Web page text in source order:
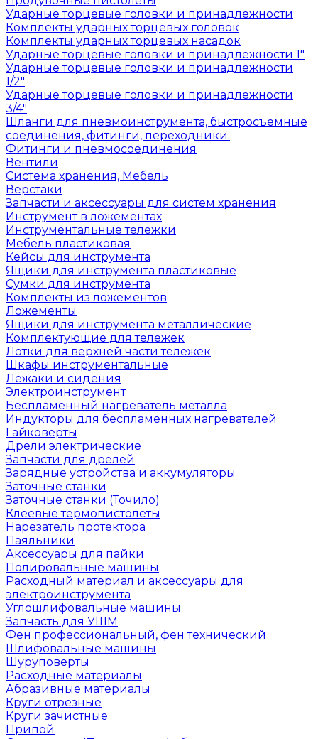
Ударные торцевые головки и принадлежности
Комплекты ударных торцевых головок
Комплекты ударных торцевых насадок
Ударные торцевые головки и принадлежности 1"
Ударные торцевые головки и принадлежности
1/2"
Ударные торцевые головки и принадлежности
3/4"
Шланги для пневмоинструмента, быстросъемные
соединения, фитинги, переходники.
Фитинги и пневмосоединения
Вентили
Система хранения, Мебель
Верстаки
Запчасти и аксессуары для систем хранения
Инструмент в ложементах
Инструментальные тележки
Мебель пластиковая
Кейсы для инструмента
Ящики для инструмента пластиковые
Сумки для инструмента
Комплекты из ложементов
Ложементы
Ящики для инструмента металлические
Комплектующие для тележек
Лотки для верхней части тележек
Шкафы инструментальные
Лежаки и сидения
Электроинструмент
Беспламенный нагреватель металла
Индукторы для беспламенных нагревателей
Гайковерты
Дрели электрические
Запчасти для дрелей
Зарядные устройства и аккумуляторы
Заточные станки
Заточные станки (Точило)
Клеевые термопистолеты
Нарезатель протектора
Паяльники
Аксессуары для пайки
Полировальные машины
Расходный материал и аксессуары для
электроинструмента
Углошлифовальные машины
Запчасть для УШМ
Фен профессиональный, фен технический
Шлифовальные машины
Шуруповерты
Расходные материалы
Абразивные материалы
Круги отрезные
Круги зачистные
Припой